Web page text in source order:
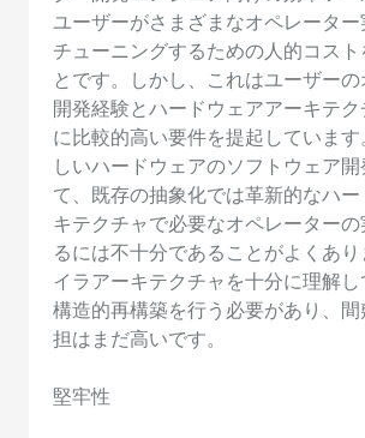
ユーザーがさまざまなオペレータ
チューニングするための人的コスト
とです。しかし、これはユーザー
開発経験とハードウェアアーキテ
に比較的高い要件を提起していま
しいハードウェアのソフトウェア開
て、既存の抽象化では革新的なハ
キテクチャで必要なオペレーター
るには不十分であることがよくあ
イラアーキテクチャを十分に理解
構造的再構築を行う必要があり、間
担はまだ高いです。
堅牢性